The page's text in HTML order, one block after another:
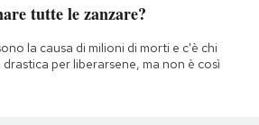
tutte le zanzare?
la causa di milioni di morti e c'è chi
per liberarsene, ma non è così